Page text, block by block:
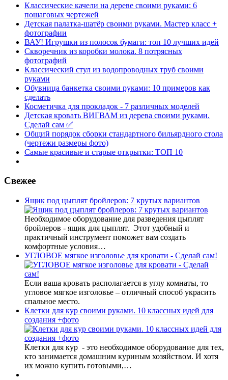
Классические качели на дереве своими руками: 6
пошаговых чертежей
Детская палатка-шатёр своими руками. Мастер класс +
фотографии
ВАУ! Игрушки из полосок бумаги: топ 10 лучших идей
Скворечник из коробки молока. 8 потрясных
фотографий
Классический стул из водопроводных труб своими
руками
Обувница банкетка своими руками: 10 примеров как
сделать
Косметичка для прокладок - 7 различных моделей
Детская кровать ВИГВАМ из дерева своими руками.
Сделай сам ✅
Общий порядок сборки стандартного бильярдного стола
(чертежи размеры фото)
Самые красивые и старые открытки: ТОП 10
Свежее
Ящик под цыплят бройлеров: 7 крутых вариантов
Необходимое оборудование для разведения цыплят
бройлеров - ящик для цыплят. Этот удобный и
практичный инструмент поможет вам создать
комфортные условия…
УГЛОВОЕ мягкое изголовье для кровати - Сделай сам!
Если ваша кровать располагается в углу комнаты, то
угловое мягкое изголовье – отличный способ украсить
спальное место.
Клетки для кур своими руками. 10 классных идей для
создания +фото
Клетки для кур - это необходимое оборудование для тех,
кто занимается домашним куриным хозяйством. И хотя
их можно купить готовыми,…